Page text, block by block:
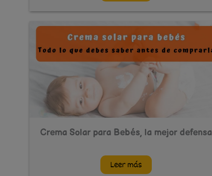
Crema Solar para Bebés, la mejor defensa
Leer más